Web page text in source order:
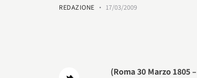
REDAZIONE 17/03/2009
(Roma 30 Marzo 1805